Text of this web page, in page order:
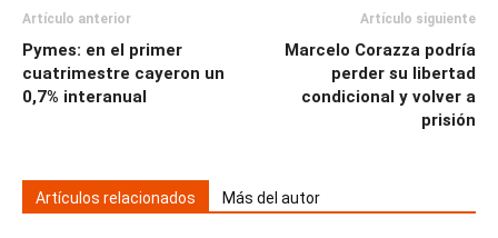
Artículo anterior
Pymes: en el primer
cuatrimestre cayeron un
0,7% interanual
Artículo siguiente
Marcelo Corazza podría
perder su libertad
condicional y volver a
prisión
Artículos relacionados Más del autor